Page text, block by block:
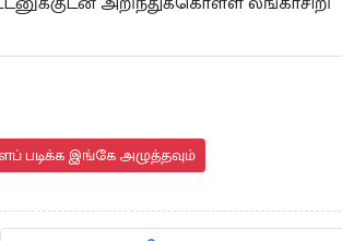
படிக்க இங்கே அழுத்தவும்